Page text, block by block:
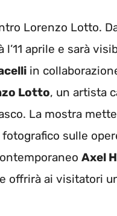
Lorenzo Lotto.
aprile e sarà
in
Lotto, un artista
La mostra
sulle
Axel
offrirà ai visitatori